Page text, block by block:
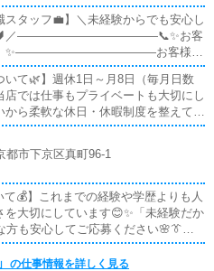
インセンティブ 平均月給：60〜80
基礎〜中堅ポジション
主任：月給 33〜
給 28〜35万円――――――――――――
業・学生もOK）――――――――――
時給 1,300円〜――――――――――
ブ（歩合給）について―――――――
ブとは、目標売上を達成した際に
だけ収入が上がります🔥――――――
囲気を見てから正社員への切り
スタッフ💼】＼未経験からでも安心し
🔰／――――――――――――📞✨お客
）✨――――――――――――お客様と
インです😊マニュアル完備📘最初は
つずつ教えるので安心🤝「言葉づか
も丁寧にサポートします🌸―――――
掃・環境づくり✨――――――――
す🧼難しい作業は一切なし🙆‍♂️気持
イト更新作業✨――――――――――
が中心😊PCが苦手でも大丈夫🔰基
り覚えられます🖥️✨―――――――――
フからのお仕事🌱―――――――――
✨数字の見方や考え方は一から丁寧
験でも問題ありません🔰👩‍💼✨女子キ
いて🌿】週休1日～月8日（毎月日数
店では仕事もプライベートも大切にし
ら柔軟な休日・休暇制度を整えてい
生日💍記念日・大切なイベント🎉特別
ありません🙅‍♂️しっかり相談できる
そ、仕事も全力で取り組めると考えて
働くのではなく心に余裕を持って気
環境を大切にしています🌸オンとオ
ながら長く安定して働ける職場です✨
続けていただけます😌
都市下京区真町96-1
て💰】これまでの経験や学歴よりも人
を大切にしています😊✨「未経験だか
も安心してご応募ください🌸👔社
の方👔年齢は20歳〜40歳くらいまで
ります🙆‍♂️学歴・職歴・業界経験は
の仕事情報を詳しく見る